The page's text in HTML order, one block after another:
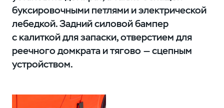
буксировочными петлями и электрической
лебедкой. Задний силовой бампер
с калиткой для запаски, отверстием для
реечного домкрата и тягово — сцепным
устройством.